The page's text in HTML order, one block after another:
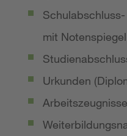
mit Notenspiegel
Urkunden